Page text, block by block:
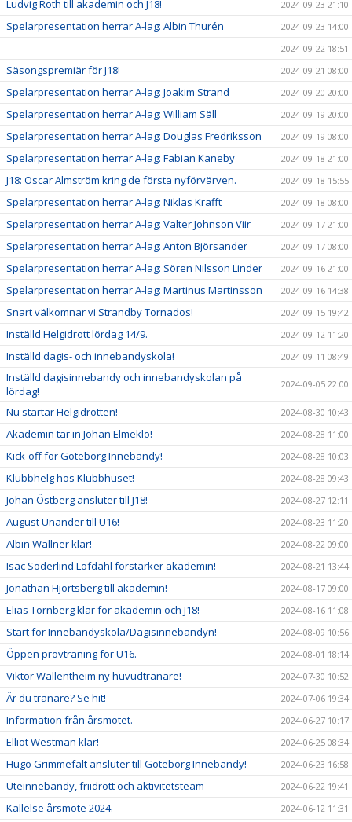
Ludvig Roth till akademin och J18! 2024-09-23 21:10
Spelarpresentation herrar A-lag: Albin Thurén
2024-09-23 14:00
2024-09-22 18:51
Säsongspremiär för J18! 2024-09-21 08:00
Spelarpresentation herrar A-lag: Joakim Strand 2024-09-20 20:00
Spelarpresentation herrar A-lag: William Säll 2024-09-19 20:00
Spelarpresentation herrar A-lag: Douglas Fredriksson 2024-09-19 08:00
Spelarpresentation herrar A-lag: Fabian Kaneby 2024-09-18 21:00
J18: Oscar Almström kring de första nyförvärven. 2024-09-18 15:55
Spelarpresentation herrar A-lag: Niklas Krafft 2024-09-18 08:00
Spelarpresentation herrar A-lag: Valter Johnson Viir 2024-09-17 21:00
Spelarpresentation herrar A-lag: Anton Björsander 2024-09-17 08:00
Spelarpresentation herrar A-lag: Sören Nilsson Linder 2024-09-16 21:00
Spelarpresentation herrar A-lag: Martinus Martinsson 2024-09-16 14:38
Snart välkomnar vi Strandby Tornados! 2024-09-15 19:42
Inställd Helgidrott lördag 14/9. 2024-09-12 11:20
Inställd dagis- och innebandyskola! 2024-09-11 08:49
Inställd dagisinnebandy och innebandyskolan på
lördag!
2024-09-05 22:00
Nu startar Helgidrotten! 2024-08-30 10:43
Akademin tar in Johan Elmeklo! 2024-08-28 11:00
Kick-off för Göteborg Innebandy! 2024-08-28 10:03
Klubbhelg hos Klubbhuset! 2024-08-28 09:43
Johan Östberg ansluter till J18! 2024-08-27 12:11
August Unander till U16! 2024-08-23 11:20
Albin Wallner klar! 2024-08-22 09:00
Isac Söderlind Löfdahl förstärker akademin! 2024-08-21 13:44
Jonathan Hjortsberg till akademin! 2024-08-17 09:00
Elias Tornberg klar för akademin och J18! 2024-08-16 11:08
Start för Innebandyskola/Dagisinnebandyn! 2024-08-09 10:56
Öppen provträning för U16. 2024-08-01 18:14
Viktor Wallentheim ny huvudtränare! 2024-07-30 10:52
Är du tränare? Se hit! 2024-07-06 19:34
Information från årsmötet. 2024-06-27 10:17
Elliot Westman klar! 2024-06-25 08:34
Hugo Grimmefält ansluter till Göteborg Innebandy! 2024-06-23 16:58
Uteinnebandy, friidrott och aktivitetsteam 2024-06-22 19:41
Kallelse årsmöte 2024. 2024-06-12 11:31